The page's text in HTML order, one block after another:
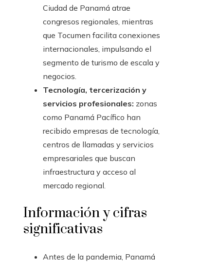
Ciudad de Panamá atrae
congresos regionales, mientras
que Tocumen facilita conexiones
internacionales, impulsando el
segmento de turismo de escala y
negocios.
Tecnología, tercerización y
servicios profesionales: zonas
como Panamá Pacífico han
recibido empresas de tecnología,
centros de llamadas y servicios
empresariales que buscan
infraestructura y acceso al
mercado regional.
Información y cifras
significativas
Antes de la pandemia, Panamá